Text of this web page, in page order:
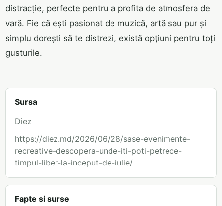
distracție, perfecte pentru a profita de atmosfera de
vară. Fie că ești pasionat de muzică, artă sau pur și
simplu dorești să te distrezi, există opțiuni pentru toți
gusturile.
Sursa
Diez
https://diez.md/2026/06/28/sase-evenimente-
recreative-descopera-unde-iti-poti-petrece-
timpul-liber-la-inceput-de-iulie/
Fapte si surse